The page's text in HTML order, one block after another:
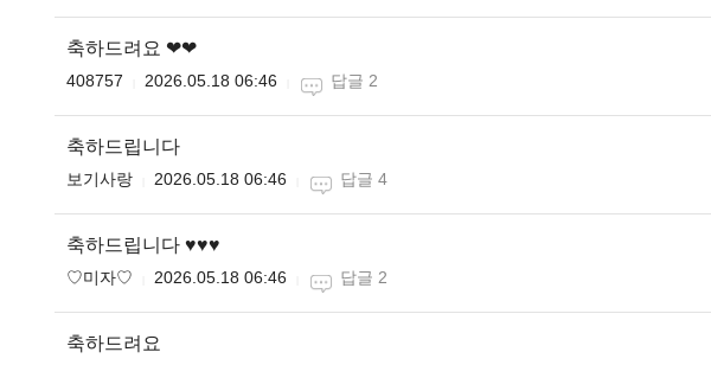
축하드려요 ❤❤
408757 2026.05.18 06:46 답글 2
축하드립니다
보기사랑 2026.05.18 06:46 답글 4
축하드립니다 ♥️♥️♥️
♡미자♡ 2026.05.18 06:46 답글 2
축하드려요